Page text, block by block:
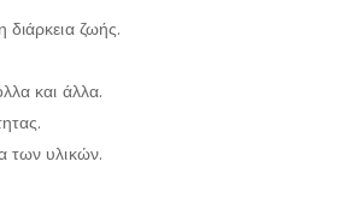
διάρκεια ζωής.
και άλλα.
των υλικών.